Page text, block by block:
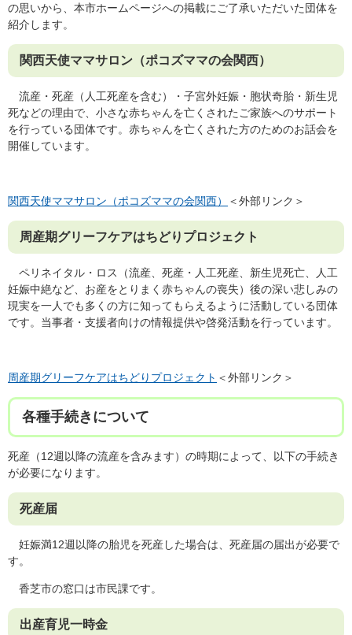
の思いから、本市ホームページへの掲載にご了承いただいた団体を
紹介します。
関西天使ママサロン（ポコズママの会関西）
流産・死産（人工死産を含む）・子宮外妊娠・胞状奇胎・新生児
死などの理由で、小さな赤ちゃんを亡くされたご家族へのサポート
を行っている団体です。赤ちゃんを亡くされた方のためのお話会を
開催しています。
関西天使ママサロン（ポコズママの会関西） ＜外部リンク＞
周産期グリーフケアはちどりプロジェクト
ペリネイタル・ロス（流産、死産・人工死産、新生児死亡、人工
妊娠中絶など、お産をとりまく赤ちゃんの喪失）後の深い悲しみの
現実を一人でも多くの方に知ってもらえるように活動している団体
です。当事者・支援者向けの情報提供や啓発活動を行っています。
周産期グリーフケアはちどりプロジェクト ＜外部リンク＞
各種手続きについて
死産（12週以降の流産を含みます）の時期によって、以下の手続き
が必要になります。
死産届
妊娠満12週以降の胎児を死産した場合は、死産届の届出が必要で
す。
香芝市の窓口は市民課です。
出産育児一時金